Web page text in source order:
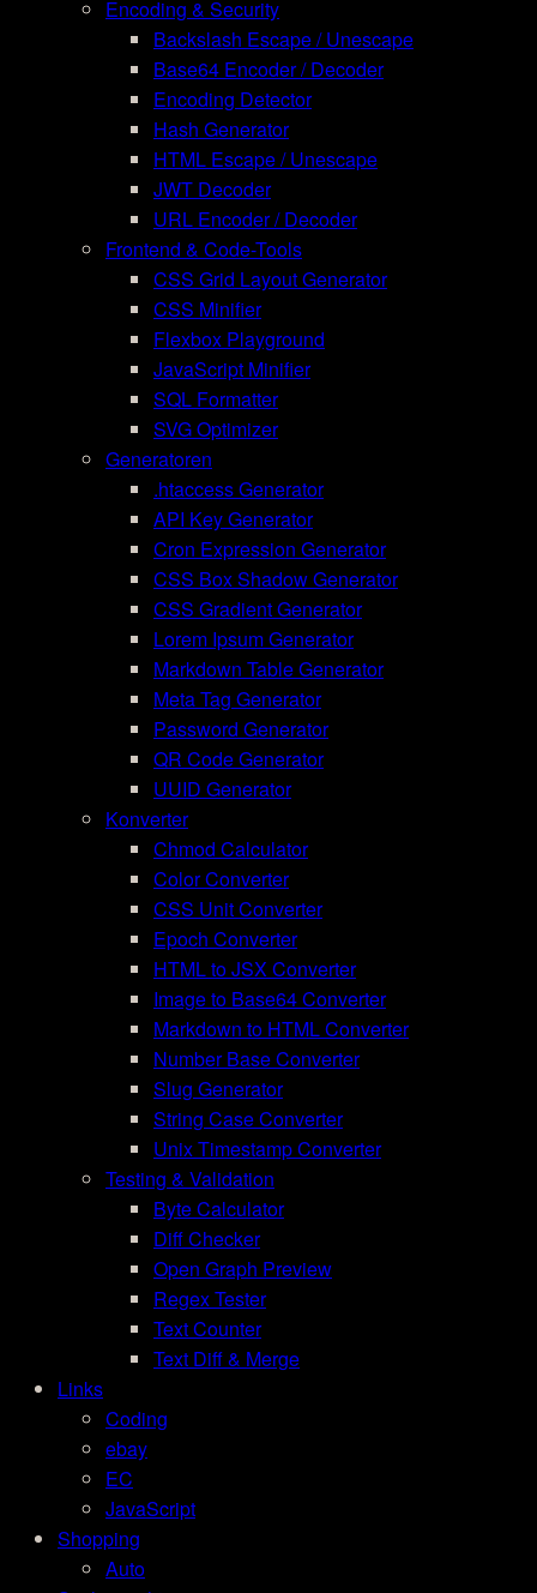
Encoding & Security
Backslash Escape / Unescape
Base64 Encoder / Decoder
Encoding Detector
Hash Generator
HTML Escape / Unescape
JWT Decoder
URL Encoder / Decoder
Frontend & Code-Tools
CSS Grid Layout Generator
CSS Minifier
Flexbox Playground
JavaScript Minifier
SQL Formatter
SVG Optimizer
Generatoren
.htaccess Generator
API Key Generator
Cron Expression Generator
CSS Box Shadow Generator
CSS Gradient Generator
Lorem Ipsum Generator
Markdown Table Generator
Meta Tag Generator
Password Generator
QR Code Generator
UUID Generator
Konverter
Chmod Calculator
Color Converter
CSS Unit Converter
Epoch Converter
HTML to JSX Converter
Image to Base64 Converter
Markdown to HTML Converter
Number Base Converter
Slug Generator
String Case Converter
Unix Timestamp Converter
Testing & Validation
Byte Calculator
Diff Checker
Open Graph Preview
Regex Tester
Text Counter
Text Diff & Merge
Links
Coding
ebay
EC
JavaScript
Shopping
Auto